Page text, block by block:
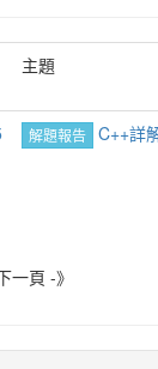
主題
解題報告 C++詳
一頁 -》